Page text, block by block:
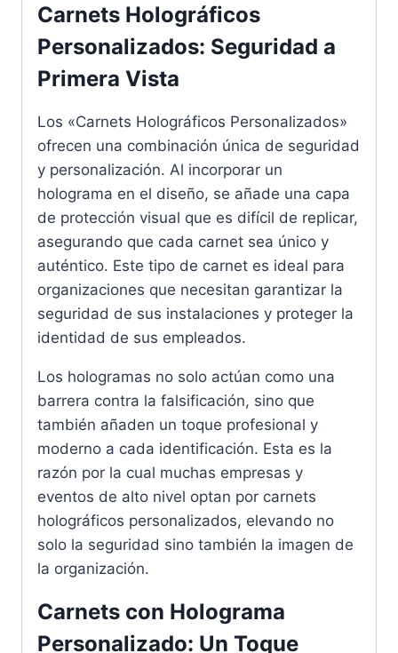
Carnets Holográficos
Personalizados: Seguridad a
Primera Vista
Los «Carnets Holográficos Personalizados»
ofrecen una combinación única de seguridad
y personalización. Al incorporar un
holograma en el diseño, se añade una capa
de protección visual que es difícil de replicar,
asegurando que cada carnet sea único y
auténtico. Este tipo de carnet es ideal para
organizaciones que necesitan garantizar la
seguridad de sus instalaciones y proteger la
identidad de sus empleados.
Los hologramas no solo actúan como una
barrera contra la falsificación, sino que
también añaden un toque profesional y
moderno a cada identificación. Esta es la
razón por la cual muchas empresas y
eventos de alto nivel optan por carnets
holográficos personalizados, elevando no
solo la seguridad sino también la imagen de
la organización.
Carnets con Holograma
Personalizado: Un Toque